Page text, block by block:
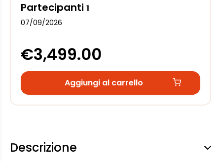
Partecipanti 1
07/09/2026
€3,499.00
Aggiungi al carrello
Descrizione